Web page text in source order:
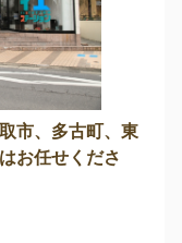
市、多古町、東
お任せくださ